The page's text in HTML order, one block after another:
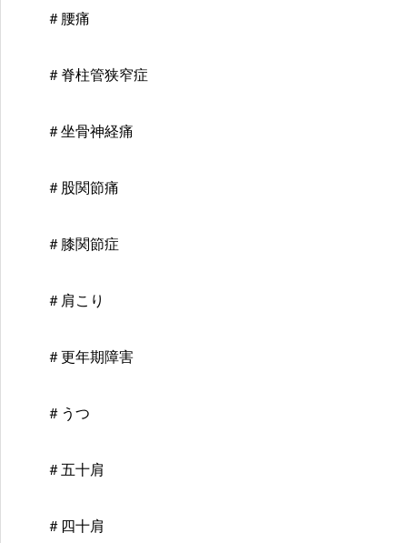
＃腰痛
＃脊柱管狭窄症
＃坐骨神経痛
＃股関節痛
＃膝関節症
＃肩こり
＃更年期障害
＃うつ
＃五十肩
＃四十肩